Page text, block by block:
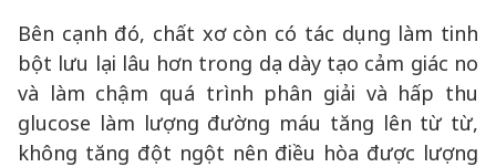
Bên cạnh đó, chất xơ còn có tác dụng làm tinh
bột lưu lại lâu hơn trong dạ dày tạo cảm giác no
và làm chậm quá trình phân giải và hấp thu
glucose làm lượng đường máu tăng lên từ từ,
không tăng đột ngột nên điều hòa được lượng